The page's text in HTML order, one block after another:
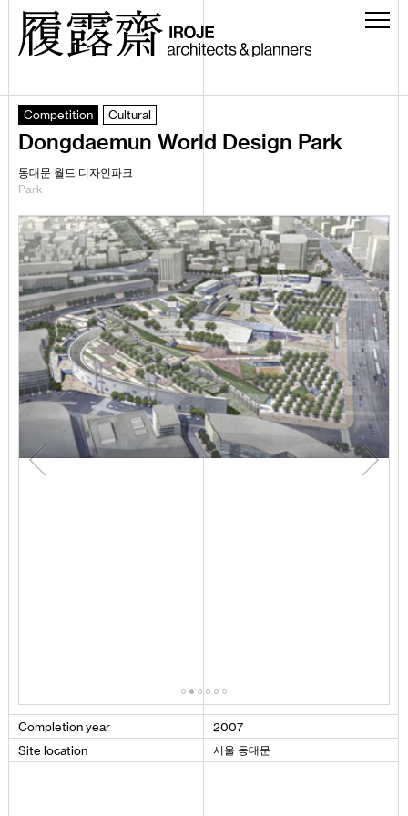
Competition Cultural
Dongdaemun World Design Park
동대문 월드 디자인파크
Park
Completion year
2007
Site location 서울 동대문